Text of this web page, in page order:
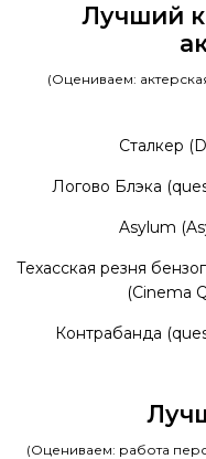
Лучший
(Оцениваем:
Сталкер
Логово Блэка
Asylum
Техасская резня
(Cinema
Контрабанда
(Оцениваем: работа